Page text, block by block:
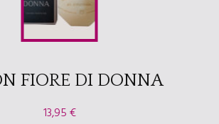
FIORE DI DONNA
13,95€